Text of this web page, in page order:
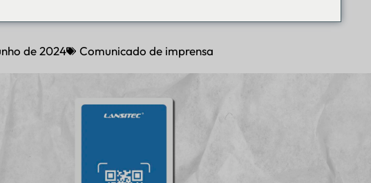
de 2024 Comunicado de imprensa